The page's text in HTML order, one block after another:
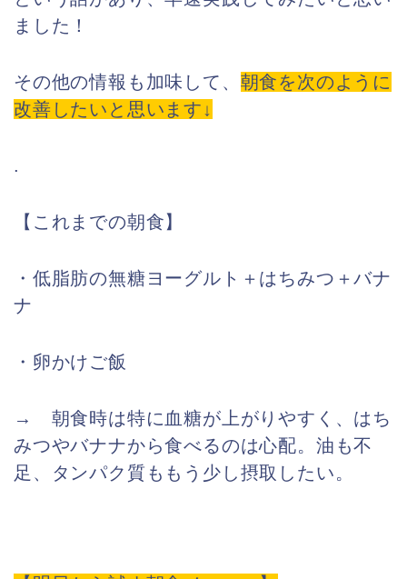
ました！
その他の情報も加味して、 朝食を次のように
改善したいと思います↓
.
【これまでの朝食】
・低脂肪の無糖ヨーグルト＋はちみつ＋バナ
ナ
・卵かけご飯
→ 朝食時は特に血糖が上がりやすく、はち
みつやバナナから食べるのは心配。油も不
足、タンパク質ももう少し摂取したい。